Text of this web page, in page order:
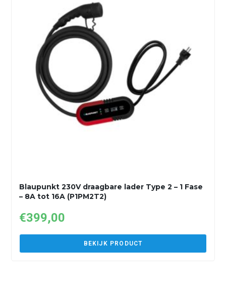
Blaupunkt 230V draagbare lader Type 2 – 1 Fase
– 8A tot 16A (P1PM2T2)
€399,00
BEKIJK PRODUCT